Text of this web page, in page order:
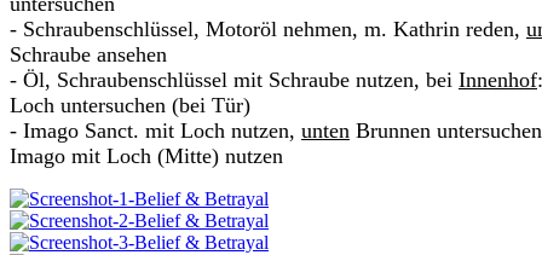
- Schraubenschlüssel, Motoröl nehmen, m. Kathrin reden,
Schraube ansehen
- Öl, Schraubenschlüssel mit Schraube nutzen, bei Innenhof:
Loch untersuchen (bei Tür)
- Imago Sanct. mit Loch nutzen, unten Brunnen
Imago mit Loch (Mitte) nutzen